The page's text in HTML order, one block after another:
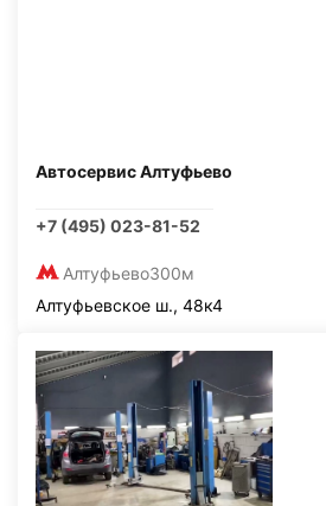
Автосервис Алтуфьево
+7 (495) 023-81-52
Алтуфьево300м
Алтуфьевское ш., 48к4